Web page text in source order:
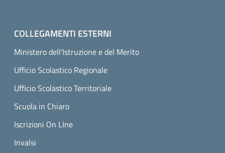
COLLEGAMENTI ESTERNI
Ministero dell'Istruzione e del Merito
Ufficio Scolastico Regionale
Ufficio Scolastico Territoriale
Scuola in Chiaro
Iscrizioni On LIne
Invalsi